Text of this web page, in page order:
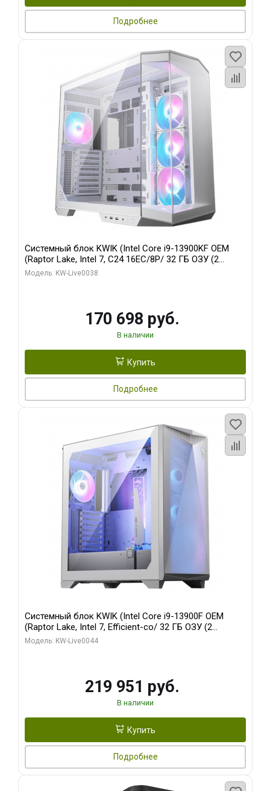
Подробнее
Системный блок KWIK (Intel Core i9-13900KF OEM
(Raptor Lake, Intel 7, C24 16EC/8P/ 32 ГБ ОЗУ (2
модуля)/ Gigabyte RX9070XT GAMING OC 16GB GDDR6
Модель: KW-Live0038
170 698 руб.
В наличии
Купить
Подробнее
Системный блок KWIK (Intel Core i9-13900F OEM
(Raptor Lake, Intel 7, Efficient-co/ 32 ГБ ОЗУ (2
модуля)/ Gigabyte RTX5070Ti AERO OC 16GB GDDR7
Модель: KW-Live0044
219 951 руб.
В наличии
Купить
Подробнее